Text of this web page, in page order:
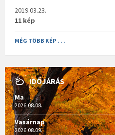
2019.03.23.
11 kép
MÉG TÖBB KÉP . . .
IDŐJÁRÁS
Ma
2026.08.08.
Vasárnap
2026.08.09.